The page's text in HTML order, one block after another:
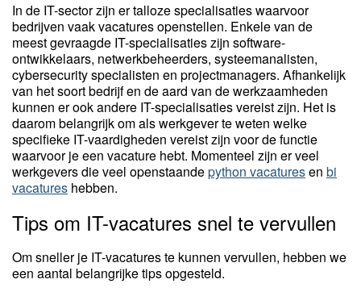
In de IT-sector zijn er talloze specialisaties waarvoor
bedrijven vaak vacatures openstellen. Enkele van de
meest gevraagde IT-specialisaties zijn software-
ontwikkelaars, netwerkbeheerders, systeemanalisten,
cybersecurity specialisten en projectmanagers. Afhankelijk
van het soort bedrijf en de aard van de werkzaamheden
kunnen er ook andere IT-specialisaties vereist zijn. Het is
daarom belangrijk om als werkgever te weten welke
specifieke IT-vaardigheden vereist zijn voor de functie
waarvoor je een vacature hebt. Momenteel zijn er veel
werkgevers die veel openstaandepython vacaturesen bi
vacatures hebben.
Tips om IT-vacatures snel te vervullen
Om sneller je IT-vacatures te kunnen vervullen, hebben we
een aantal belangrijke tips opgesteld.